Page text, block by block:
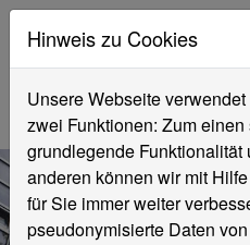
Hinweis zu Cookies
Unsere Webseite
zwei Funktionen: Zum
grundlegende Funktionalität
anderen können wir mit
für Sie immer weiter
pseudonymisierte Daten